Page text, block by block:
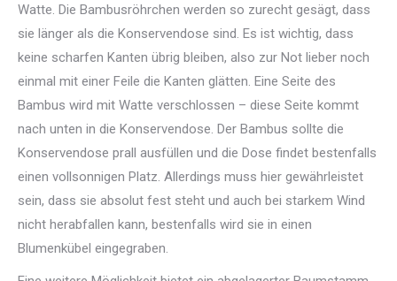
Watte. Die Bambusröhrchen werden so zurecht gesägt, dass
sie länger als die Konservendose sind. Es ist wichtig, dass
keine scharfen Kanten übrig bleiben, also zur Not lieber noch
einmal mit einer Feile die Kanten glätten. Eine Seite des
Bambus wird mit Watte verschlossen – diese Seite kommt
nach unten in die Konservendose. Der Bambus sollte die
Konservendose prall ausfüllen und die Dose findet bestenfalls
einen vollsonnigen Platz. Allerdings muss hier gewährleistet
sein, dass sie absolut fest steht und auch bei starkem Wind
nicht herabfallen kann, bestenfalls wird sie in einen
Blumenkübel eingegraben.